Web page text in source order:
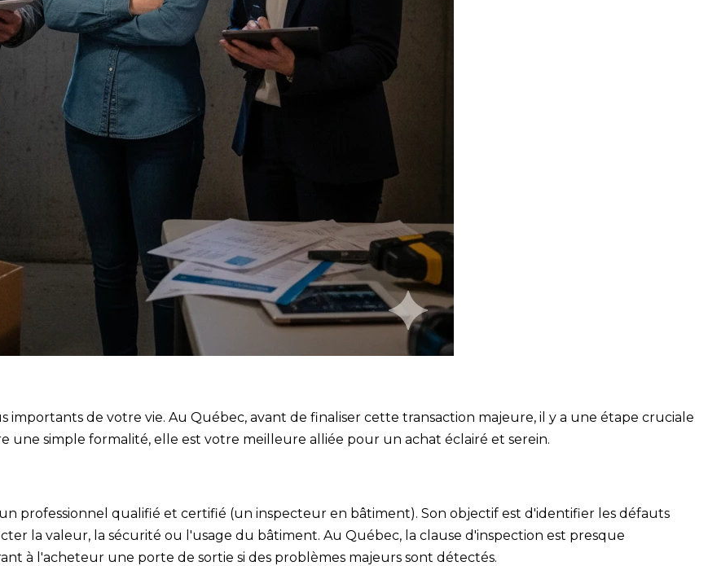
importants de votre vie. Au Québec, avant de finaliser cette transaction majeure, il y a une étape cruciale
une simple formalité, elle est votre meilleure alliée pour un achat éclairé et serein.
professionnel qualifié et certifié (un inspecteur en bâtiment). Son objectif est d'identifier les défauts
la valeur, la sécurité ou l'usage du bâtiment. Au Québec, la clause d'inspection est presque
à l'acheteur une porte de sortie si des problèmes majeurs sont détectés.